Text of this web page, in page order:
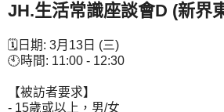
JH.生活常識座談會D (新界
🗓日期: 3月13日 (三)
🕙時間: 11:00 - 12:30
【被訪者要求】
- 15歲或以上，男/女